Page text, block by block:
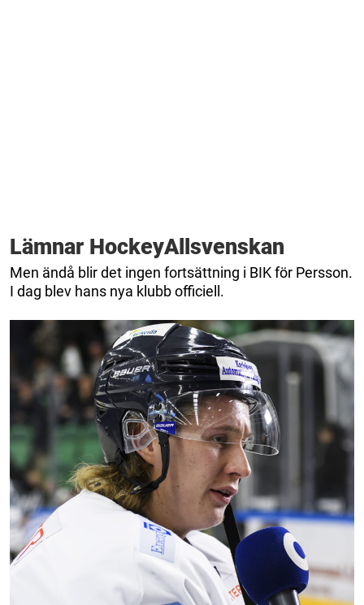
Lämnar HockeyAllsvenskan
Men ändå blir det ingen fortsättning i BIK för Persson.
I dag blev hans nya klubb officiell.